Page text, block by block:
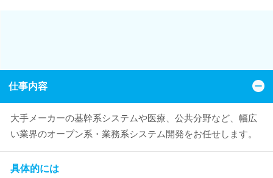
仕事内容
大手メーカーの基幹系システムや医療、公共分野など、幅広
い業界のオープン系・業務系システム開発をお任せします。
具体的には